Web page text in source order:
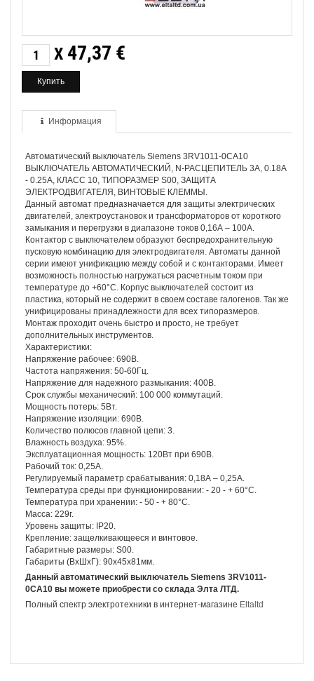
X 47,37 €
Информация
Автоматический выключатель Siemens 3RV1011-0CA10
ВЫКЛЮЧАТЕЛЬ АВТОМАТИЧЕСКИЙ, N-РАСЦЕПИТЕЛЬ 3A, 0.18А
- 0.25A, КЛАСС 10, ТИПОРАЗМЕР S00, ЗАЩИТА
ЭЛЕКТРОДВИГАТЕЛЯ, ВИНТОВЫЕ КЛЕММЫ.
Данный автомат предназначается для защиты электрических
двигателей, электроустановок и трансформаторов от короткого
замыкания и перегрузки в диапазоне токов 0,16А – 100А.
Контактор с выключателем образуют беспредохранительную
пусковую комбинацию для электродвигателя. Автоматы данной
серии имеют унификацию между собой и с контакторами. Имеет
возможность полностью нагружаться расчетным током при
температуре до +60°С. Корпус выключателей состоит из
пластика, который не содержит в своем составе галогенов. Так же
унифицированы принадлежности для всех типоразмеров.
Монтаж проходит очень быстро и просто, не требует
дополнительных инструментов.
Характеристики:
Напряжение рабочее: 690В.
Частота напряжения: 50-60Гц.
Напряжение для надежного размыкания: 400В.
Срок службы механический: 100 000 коммутаций.
Мощность потерь: 5Вт.
Напряжение изоляции: 690В.
Количество полюсов главной цепи: 3.
Влажность воздуха: 95%.
Эксплуатационная мощность: 120Вт при 690В.
Рабочий ток: 0,25А.
Регулируемый параметр срабатывания: 0,18А – 0,25А.
Температура среды при функционировании: - 20 - + 60°С.
Температура при хранении: - 50 - + 80°С.
Масса: 229г.
Уровень защиты: IP20.
Крепление: защелкивающееся и винтовое.
Габаритные размеры: S00.
Габариты (ВхШхГ): 90х45х81мм.
Данный автоматический выключатель Siemens 3RV1011-
0CA10 вы можете приобрести со склада Элта ЛТД.
Полный спектр электротехники в интернет-магазине Eltaltd